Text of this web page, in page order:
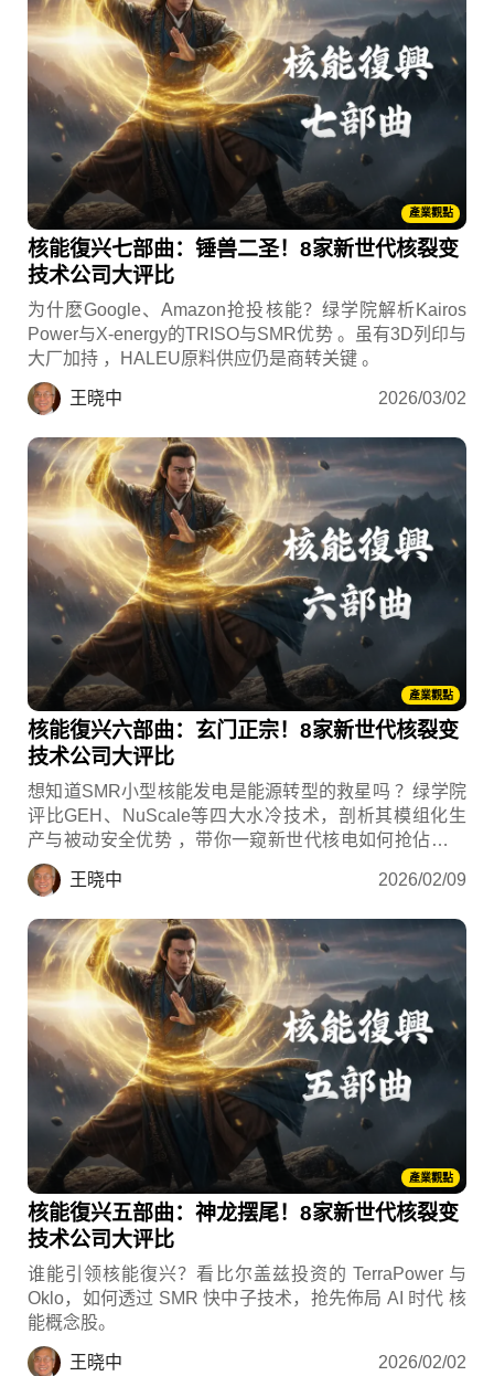
產業觀點
核能復兴七部曲：锤兽二圣！8家新世代核裂变
技术公司大评比
为什麽Google、Amazon抢投核能？绿学院解析Kairos
Power与X-energy的TRISO与SMR优势 。虽有3D列印与
大厂加持 ，HALEU原料供应仍是商转关键 。
王晓中 2026/03/02
產業觀點
核能復兴六部曲：玄门正宗！8家新世代核裂变
技术公司大评比
想知道SMR小型核能发电是能源转型的救星吗 ？绿学院
评比GEH、NuScale等四大水冷技术，剖析其模组化生
产与被动安全优势 ，带你一窥新世代核电如何抢佔全时
绿电商机 。
王晓中
2026/02/09
產業觀點
核能復兴五部曲：神龙摆尾！8家新世代核裂变
技术公司大评比
谁能引领核能復兴？看比尔盖兹投资的 TerraPower 与
Oklo，如何透过 SMR 快中子技术，抢先佈局 AI 时代 核
能概念股。
王晓中 2026/02/02